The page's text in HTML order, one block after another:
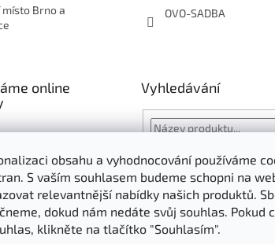
obsahu a vyhodnocování používáme
S vaším souhlasem budeme schopni na
relevantnější nabídky našich produktů.
dokud nám nedáte svůj souhlas. Pokud
klikněte na tlačítko "Souhlasím".
Brno a
OVO-SADBA
online
Vyhledávání
O nás FORESTINA AGRO CS